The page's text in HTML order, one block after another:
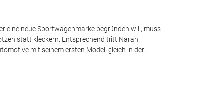
eine neue Sportwagenmarke begründen will, muss
statt kleckern. Entsprechend tritt Naran
mit seinem ersten Modell gleich in der...